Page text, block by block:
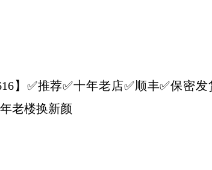
】✅推荐✅十年老店✅顺丰✅保密
老楼换新颜